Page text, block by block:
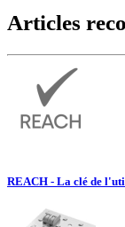
Articles
REACH - La clé de